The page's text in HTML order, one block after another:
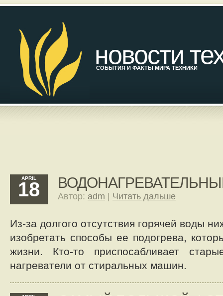
новости
СОБЫТИЯ И ФАКТЫ МИРА ТЕХНИКИ
APRIL
18 Автор: adm Читать дальше
Из-за долгого отсутствия горячей воды
изобретать способы ее подогрева,
жизни. Кто-то приспосабливает
нагреватели от стиральных машин.